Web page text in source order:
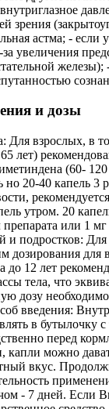
зрения
астма; - если
увеличения
и дозы
Для взрослых, в
лет)
(60-
но 20-40 капель 3
утром. 20
препарата или 1
и подростков: Для
дозирования для
до 12 лет
тела, что
дозу
введения:
в бутылочку
перед
капли можно
вкус.
- 7 дней. Если